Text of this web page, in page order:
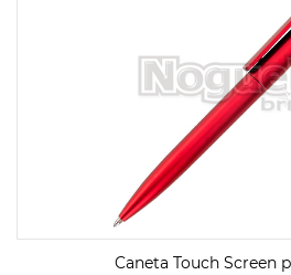
Caneta Touch Screen